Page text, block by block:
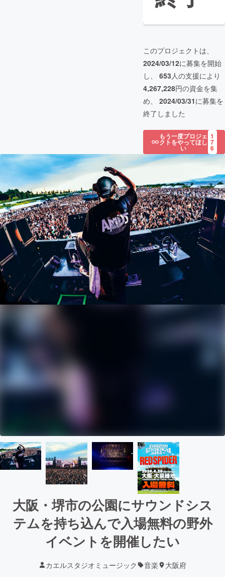
このプロジェクトは、
2024/03/12に募集を開始
し、 653人の支援により
4,267,228円の資金を集
め、 2024/03/31に募集を
終了しました
もう一度プロジェ
クトをやってほし
い
1
7
6
大阪・堺市の公園にサウンドシス
テムを持ち込んで入場無料の野外
イベントを開催したい
カエルスタジオミュージック 音楽 大阪府